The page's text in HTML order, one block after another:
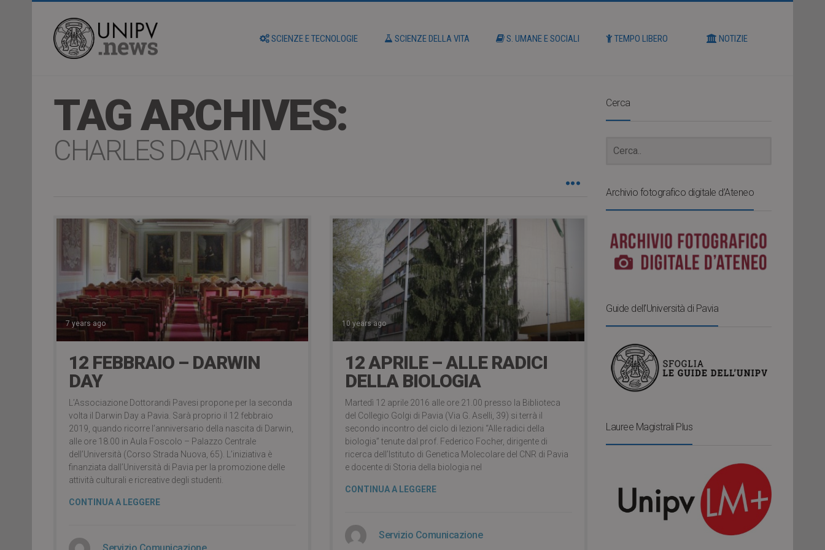
SCIENZE E TECNOLOGIE SCIENZE DELLA VITA S. UMANE E SOCIALI TEMPO LIBERO NOTIZIE
TAG ARCHIVES:
CHARLES DARWIN
7 years ago
12 FEBBRAIO – DARWIN
DAY
L’Associazione Dottorandi Pavesi propone per la seconda
volta il Darwin Day a Pavia. Sarà proprio il 12 febbraio
2019, quando ricorre l’anniversario della nascita di Darwin,
alle ore 18.00 in Aula Foscolo – Palazzo Centrale
dell’Università (Corso Strada Nuova, 65). L’iniziativa è
finanziata dall’Università di Pavia per la promozione delle
attività culturali e ricreative degli studenti.
CONTINUA A LEGGERE
10 years ago
12 APRILE – ALLE RADICI
DELLA BIOLOGIA
Martedì 12 aprile 2016 alle ore 21.00 presso la Biblioteca
del Collegio Golgi di Pavia (Via G. Aselli, 39) si terrà il
secondo incontro del ciclo di lezioni “Alle radici della
biologia” tenute dal prof. Federico Focher, dirigente di
ricerca dell’Istituto di Genetica Molecolare del CNR di Pavia
e docente di Storia della biologia nel
CONTINUA A LEGGERE
Servizio Comunicazione
Cerca
Archivio fotografico digitale d’Ateneo
Guide dell’Università di Pavia
Lauree Magistrali Plus